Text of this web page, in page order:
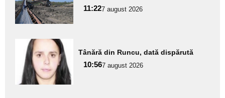
subtitlu
11:227 august 2026
Adaugă
aici textul
pentru
subtitlu
Tânără din Runcu, dată dispărută
10:567 august 2026